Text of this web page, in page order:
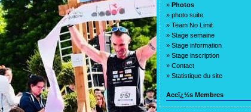
» Photos
» photo suite
» Team No Limit
» Stage semaine
» Stage information
» Stage inscription
» Contact
» Statistique du site
Accï¿½s Membres